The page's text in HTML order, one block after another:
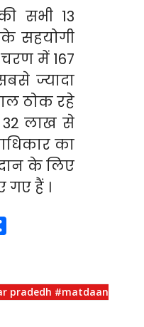
सभी 13
सहयोगी
चरण में 167
ज्यादा
ठोक रहे
32 लाख से
का
के लिए
गए हैं ।
r
epradedh #matdaan